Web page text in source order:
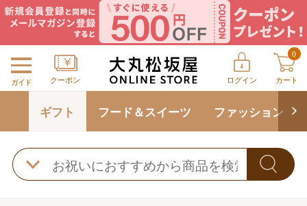
ガイド クーポン ログイン
0
カート
ギフト フード＆スイーツ ファッション